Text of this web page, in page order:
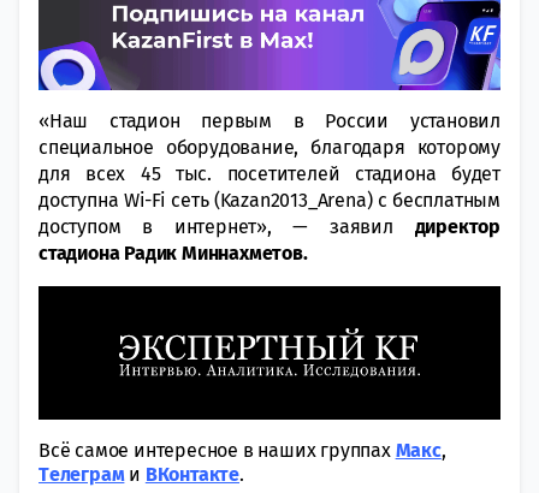
«Наш стадион первым в России установил
специальное оборудование, благодаря которому
для всех 45 тыс. посетителей стадиона будет
доступна Wi-Fi сеть (Kazan2013_Arena) с бесплатным
доступом в интернет», — заявил директор
стадиона Радик Миннахметов.
Всё самое интересное в наших группах Макс,
Tелеграми ВКонтакте.